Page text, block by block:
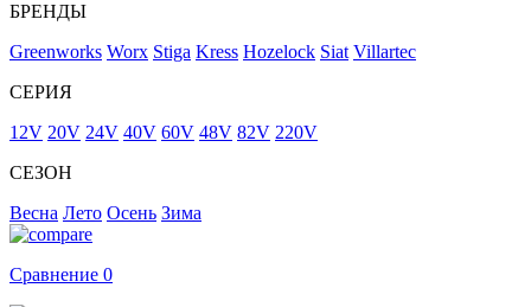
БРЕНДЫ
Greenworks Worx Stiga Kress Hozelock Siat Villartec
СЕРИЯ
12V 20V 24V 40V 60V 48V 82V 220V
СЕЗОН
Весна Лето Осень Зима
Сравнение 0